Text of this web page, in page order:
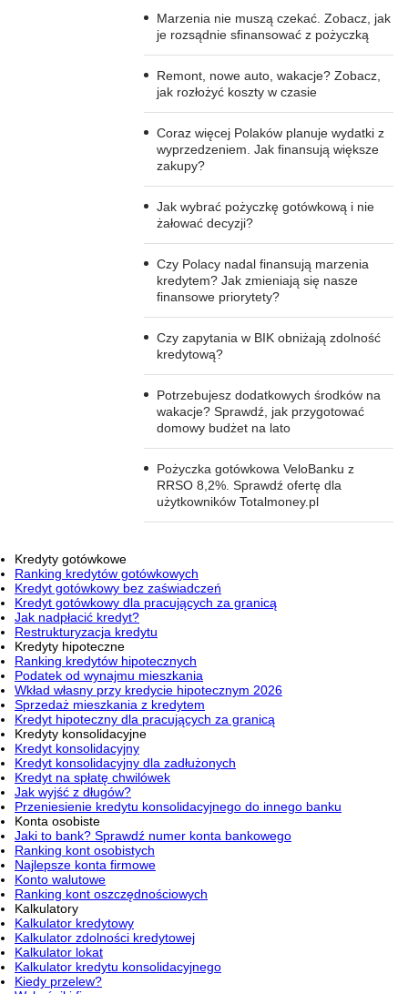
Marzenia nie muszą czekać. Zobacz, jak
je rozsądnie sfinansować z pożyczką
Remont, nowe auto, wakacje? Zobacz,
jak rozłożyć koszty w czasie
Coraz więcej Polaków planuje wydatki z
wyprzedzeniem. Jak finansują większe
zakupy?
Jak wybrać pożyczkę gotówkową i nie
żałować decyzji?
Czy Polacy nadal finansują marzenia
kredytem? Jak zmieniają się nasze
finansowe priorytety?
Czy zapytania w BIK obniżają zdolność
kredytową?
Potrzebujesz dodatkowych środków na
wakacje? Sprawdź, jak przygotować
domowy budżet na lato
Pożyczka gotówkowa VeloBanku z
RRSO 8,2%. Sprawdź ofertę dla
użytkowników Totalmoney.pl
Kredyty gotówkowe
Ranking kredytów gotówkowych
Kredyt gotówkowy bez zaświadczeń
Kredyt gotówkowy dla pracujących za granicą
Jak nadpłacić kredyt?
Restrukturyzacja kredytu
Kredyty hipoteczne
Ranking kredytów hipotecznych
Podatek od wynajmu mieszkania
Wkład własny przy kredycie hipotecznym 2026
Sprzedaż mieszkania z kredytem
Kredyt hipoteczny dla pracujących za granicą
Kredyty konsolidacyjne
Kredyt konsolidacyjny
Kredyt konsolidacyjny dla zadłużonych
Kredyt na spłatę chwilówek
Jak wyjść z długów?
Przeniesienie kredytu konsolidacyjnego do innego banku
Konta osobiste
Jaki to bank? Sprawdź numer konta bankowego
Ranking kont osobistych
Najlepsze konta firmowe
Konto walutowe
Ranking kont oszczędnościowych
Kalkulatory
Kalkulator kredytowy
Kalkulator zdolności kredytowej
Kalkulator lokat
Kalkulator kredytu konsolidacyjnego
Kiedy przelew?